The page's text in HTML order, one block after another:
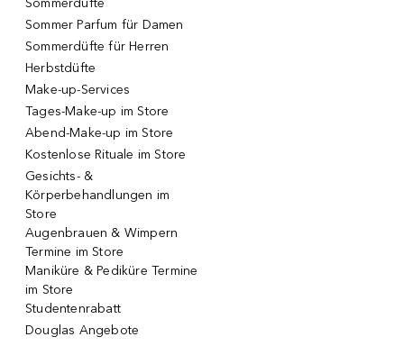
Sommerdüfte
Sommer Parfum für Damen
Sommerdüfte für Herren
Herbstdüfte
Make-up-Services
Tages-Make-up im Store
Abend-Make-up im Store
Kostenlose Rituale im Store
Gesichts- &
Körperbehandlungen im
Store
Augenbrauen & Wimpern
Termine im Store
Maniküre & Pediküre Termine
im Store
Studentenrabatt
Douglas Angebote